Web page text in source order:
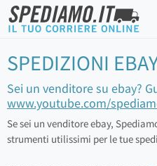
SPEDIZIONI
Sei un venditore su ebay?
www.youtube.com/
Se sei un venditore ebay,
strumenti utilissimi per le tue